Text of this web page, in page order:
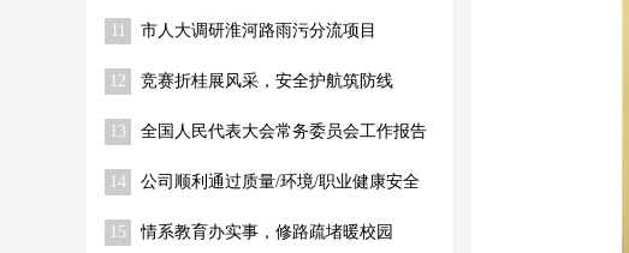
11 市人大调研淮河路雨污分流项目
12 竞赛折桂展风采，安全护航筑防线
13 全国人民代表大会常务委员会工作报告
14
公司顺利通过质量/环境/职业健康安全
15
情系教育办实事，修路疏堵暖校园